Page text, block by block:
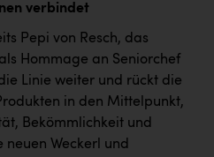
verbindet
Pepi von Resch, das
Hommage an Seniorchef
Linie weiter und rückt die
in den Mittelpunkt,
Bekömmlichkeit und
neuen Weckerl und